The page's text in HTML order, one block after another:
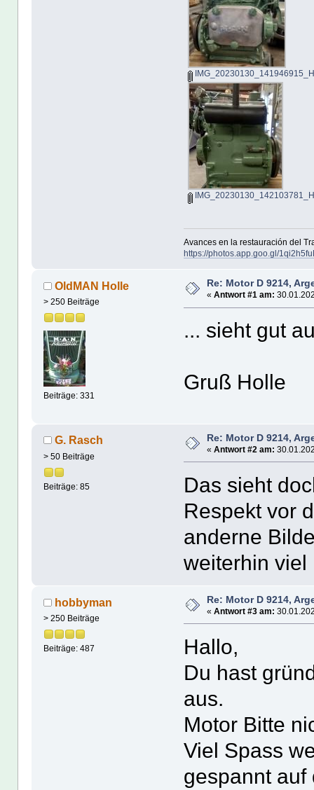
Avances en la restauración del
https://photos.app.goo.gl/
OldMAN Holle
> 250 Beiträge
Beiträge: 331
Re: Motor D 9214,
« Antwort #1 am:
... sieht gut
Gruß Holle
G. Rasch
> 50 Beiträge
Beiträge: 85
Re: Motor D 9214,
« Antwort #2 am:
Das sieht
Respekt vor
anderne
weiterhin viel
hobbyman
> 250 Beiträge
Beiträge: 487
Re: Motor D 9214,
« Antwort #3 am:
Hallo,
Du hast
aus.
Motor Bitte
Viel Spass
gespannt auf